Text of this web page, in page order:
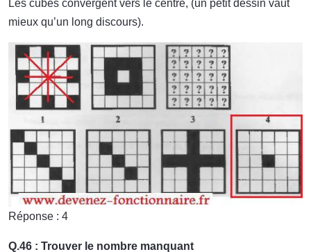
Les cubes convergent vers le centre, (un petit dessin vaut
mieux qu’un long discours).
Réponse : 4
Q.46 : Trouver le nombre manquant